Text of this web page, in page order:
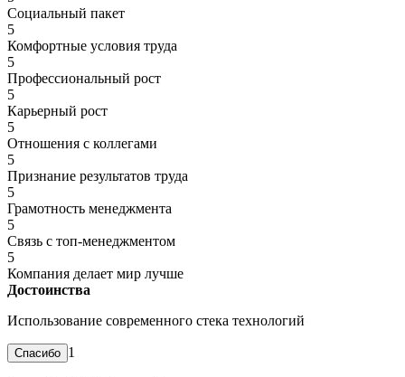
Социальный пакет
5
Комфортные условия труда
5
Профессиональный рост
5
Карьерный рост
5
Отношения с коллегами
5
Признание результатов труда
5
Грамотность менеджмента
5
Связь с топ-менеджментом
5
Компания делает мир лучше
Достоинства
Использование современного стека технологий
1